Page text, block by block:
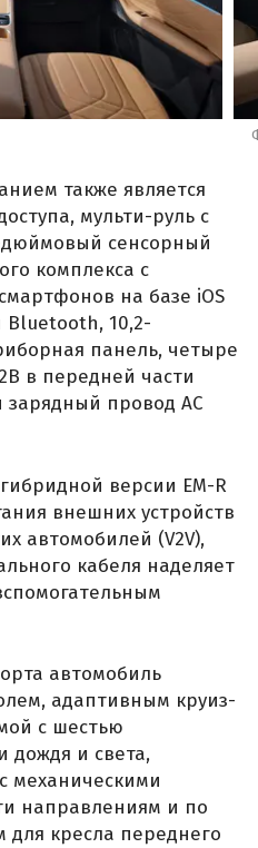
также является
мульти-руль с
дюймовый сенсорный
комплекса с
на базе iOS
Bluetooth, 10,2-
панель, четыре
в передней части
провод AC
версии EM-R
внешних устройств
автомобилей (V2V),
кабеля наделяет
автомобиль
адаптивным круиз-
с шестью
дождя и света,
механическими
направлениям и по
кресла переднего